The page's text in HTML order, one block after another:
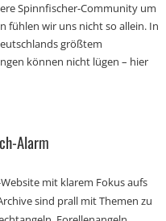
Spinnfischer-Community um
fühlen wir uns nicht so allein. In
größtem
können nicht lügen – hier
Alarm
mit klarem Fokus aufs
sind prall mit Themen zu